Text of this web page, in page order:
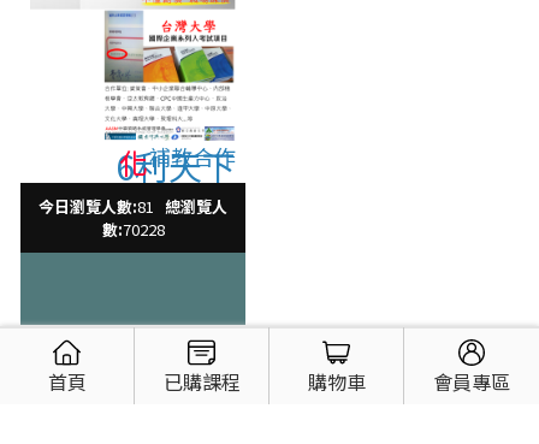
6利天下
補教合作
化
今日瀏覽人數:81總瀏覽人
數:70228
首頁 已購課程 購物車 會員專區